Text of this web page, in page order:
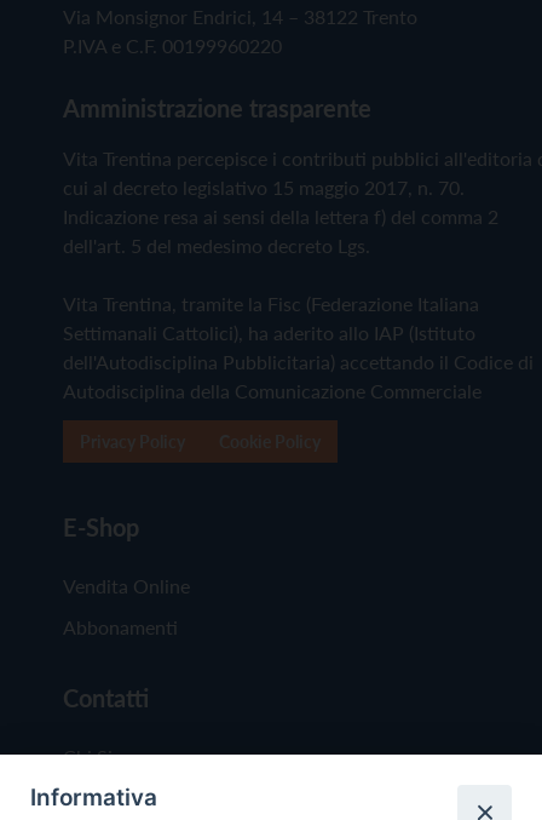
Via Monsignor Endrici, 14 – 38122 Trento
P.IVA e C.F. 00199960220
Amministrazione trasparente
Vita Trentina percepisce i contributi pubblici all'editoria
cui al decreto legislativo 15 maggio 2017, n. 70.
Indicazione resa ai sensi della lettera f) del comma 2
dell'art. 5 del medesimo decreto Lgs.
Vita Trentina, tramite la Fisc (Federazione Italiana
Settimanali Cattolici), ha aderito allo IAP (Istituto
dell'Autodisciplina Pubblicitaria) accettando il Codice di
Autodisciplina della Comunicazione Commerciale
E-Shop
Vendita Online
Abbonamenti
Contatti
Chi Siamo
Redazione
Informativa